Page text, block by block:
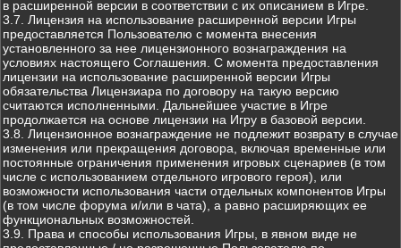
в расширенной версии в соответствии с их описанием в Игре.
3.7. Лицензия на использование расширенной версии Игры
предоставляется Пользователю с момента внесения
установленного за нее лицензионного вознаграждения на
условиях настоящего Соглашения. С момента предоставления
лицензии на использование расширенной версии Игры
обязательства Лицензиара по договору на такую версию
считаются исполненными. Дальнейшее участие в Игре
продолжается на основе лицензии на Игру в базовой версии.
3.8. Лицензионное вознаграждение не подлежит возврату в случае
изменения или прекращения договора, включая временные или
постоянные ограничения применения игровых сценариев (в том
числе с использованием отдельного игрового героя), или
возможности использования части отдельных компонентов Игры
(в том числе форума и/или в чата), а равно расширяющих ее
функциональных возможностей.
3.9. Права и способы использования Игры, в явном виде не